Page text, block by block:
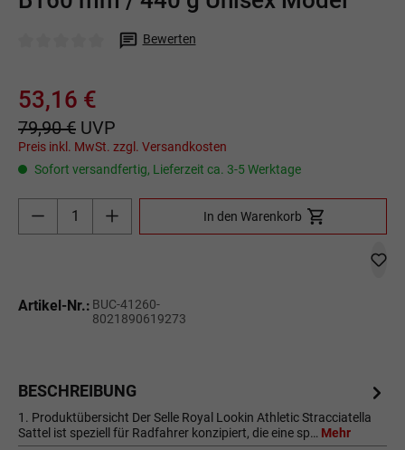
Bewerten
53,16 €
79,90 € UVP
Preis inkl. MwSt. zzgl. Versandkosten
Sofort versandfertig, Lieferzeit ca. 3-5 Werktage
Produkt Anzahl: Gib den gewünschten Wert
In den Warenkorb
Artikel-Nr.: BUC-41260-
8021890619273
BESCHREIBUNG
1. Produktübersicht Der Selle Royal Lookin Athletic Stracciatella
Sattel ist speziell für Radfahrer konzipiert, die eine sp… Mehr